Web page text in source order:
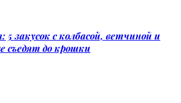
закусок с колбасой, ветчиной и
съедят до крошки